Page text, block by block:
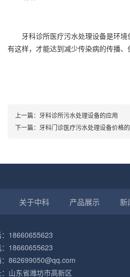
牙科诊所医疗污水处理设备是环境
有这样，才能达到减少传染病的传播
上一篇： 牙科诊所污水处理设备的应用
下一篇： 牙科门诊医疗污水处理设备价格
关于中科 产品展示 新
：18660655623
18660655623
：862699050@qq.com
山东省潍坊市高新区